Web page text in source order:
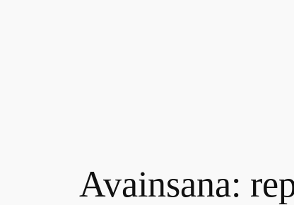
Avainsana: